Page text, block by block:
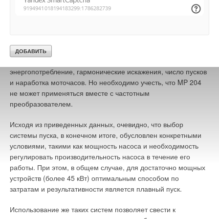
недогрузка по току, сопротивление изоляции, температура
энергопотребление, гармонические искажения, число пусков
и наработка моточасов. Но необходимо учесть, что MP 204
не может применяться вместе с частотным
преобразователем.
Исходя из приведенных данных, очевидно, что выбор
системы пуска, в конечном итоге, обусловлен конкретными
условиями, такими как мощность насоса и необходимость
регулировать производительность насоса в течение его
работы. При этом, в общем случае, для достаточно мощных
устройств (более 45 кВт) оптимальным способом по
затратам и результативности является плавный пуск.
Использование же таких систем позволяет свести к
для контроля количества нерастворимых солей в котле.
Таким образом, эксплуатационная эффективность котла
процентов КПД при неизменной нагрузке (25, 50 или 100 %).
Кроме того, выбирая конкретную модель парогенератора
среди присутствующих на рынке моделей со сходными
внимание на характерные особенности выбираемого
парогенератора: дополнительные возможности регулировки
выходных параметров пара — давления, влажности, расхода
пара, а также возможность регулирования потребляемой
парогенератором мощности в соответствии с текущими
потребностями; наличие в конструкции парогенератора всех
необходимых для полноценной его работы элементов,
толщина корпуса; степень автоматизации процесса